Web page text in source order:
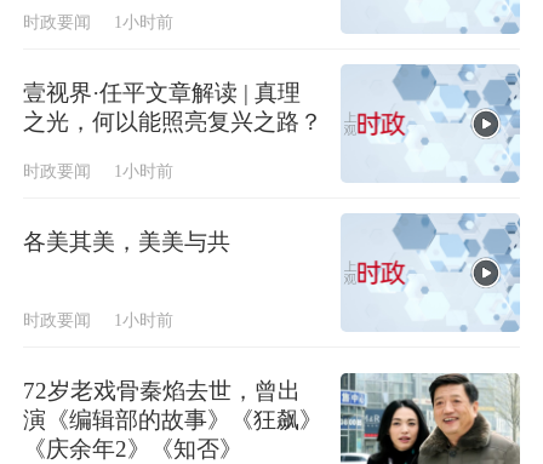
时政要闻 1小时前
壹视界·任平文章解读 | 真理
之光，何以能照亮复兴之路？
时政要闻 1小时前
各美其美，美美与共
时政要闻 1小时前
72岁老戏骨秦焰去世，曾出
演《编辑部的故事》《狂飙》
《庆余年2》《知否》